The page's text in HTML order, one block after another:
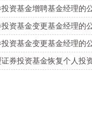
资基金增聘基金经理的
资基金变更基金经理的
资基金变更基金经理的
券投资基金恢复个人投